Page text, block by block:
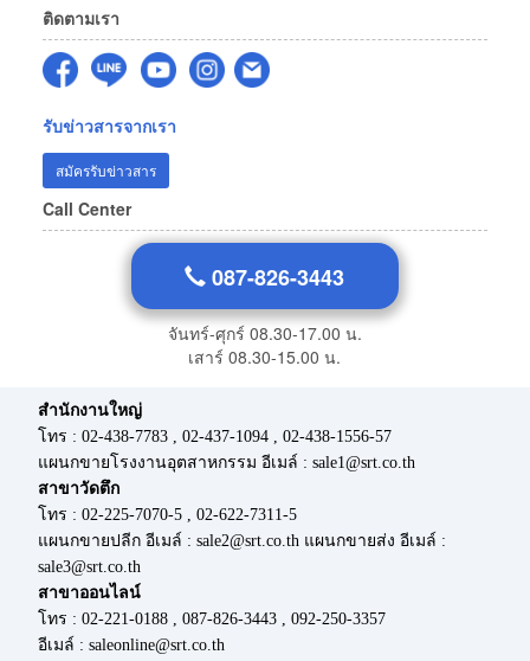
ติดตามเรา
รับข่าวสารจากเรา
สมัครรับข่าวสาร
Call Center
087-826-3443
จันทร์-ศุกร์ 08.30-17.00 น.
เสาร์ 08.30-15.00 น.
สำนักงานใหญ่
โทร : 02-438-7783 , 02-437-1094 , 02-438-1556-57
แผนกขายโรงงานอุตสาหกรรม อีเมล์ : sale1@srt.co.th
สาขาวัดตึก
โทร : 02-225-7070-5 , 02-622-7311-5
แผนกขายปลีก อีเมล์ : sale2@srt.co.th แผนกขายส่ง อีเมล์ :
sale3@srt.co.th
สาขาออนไลน์
โทร : 02-221-0188 , 087-826-3443 , 092-250-3357
อีเมล์ : saleonline@srt.co.th